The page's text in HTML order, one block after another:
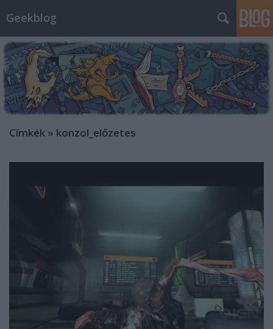
Geekblog
Címkék » konzol_előzetes